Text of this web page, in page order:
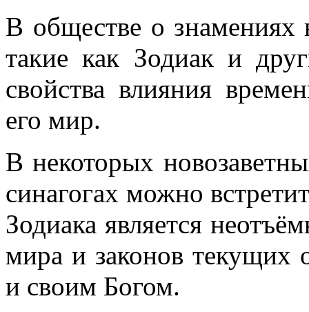
В обществе о знамениях
такие как Зодиак и
свойства влияния
его мир.
В некоторых
синагогах можно
Зодиака является
мира и законов
и своим Богом.